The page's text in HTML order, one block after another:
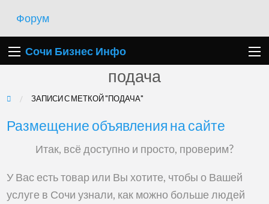
Форум
Сочи Бизнес Инфо
подача
ЗАПИСИ С МЕТКОЙ "ПОДАЧА"
Размещение
сайте
Размещение объявления на сайте
Итак, всё доступно и просто, проверим?
У Вас есть товар или Вы хотите, чтобы о Вашей
услуге в Сочи узнали, как можно больше людей